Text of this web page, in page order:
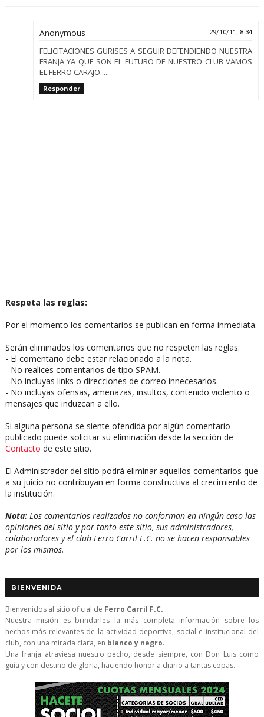
Anonymous 29/10/11, 8:34
FELICITACIONES GURISES A SEGUIR DEFENDIENDO NUESTRA
FRANJA YA QUE SON EL FUTURO DE NUESTRO CLUB VAMOS
EL FERRO CARAJO......
Responder
Respeta las reglas:
Por el momento los comentarios se publican en forma inmediata.
Serán eliminados los comentarios que no respeten las reglas:
- El comentario debe estar relacionado a la nota.
- No realices comentarios de tipo SPAM.
- No incluyas links o direcciones de correo innecesarios.
- No incluyas ofensas, amenazas, insultos, contenido violento o
mensajes que induzcan a ello.
Si alguna persona se siente ofendida por algún comentario
publicado puede solicitar su eliminación desde la sección de
Contacto de este sitio.
El Administrador del sitio podrá eliminar aquellos comentarios que
a su juicio no contribuyan en forma constructiva al crecimiento de
la institución.
Nota:Los comentarios realizados no conforman en ningún caso las
opiniones del sitio y por tanto este sitio, sus administradores,
colaboradores y el club Ferro Carril F.C. no se hacen responsables
por los mismos.
BIENVENIDA
Bienvenidos al sitio oficial de Ferro Carril F.C.
Nuestra misión es brindarles la más completa información sobre los
hechos más relevantes de la actividad deportiva, social e institucional del
club, con una mirada clara, en blanco y negro.
Una franja atraviesa nuestro pecho, desde siempre, con Don Luis como
guía y con destino de gloria, haciendo honor a diario a tantas copas.